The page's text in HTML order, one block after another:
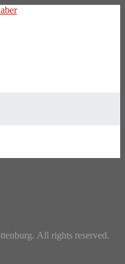
All rights reserved.